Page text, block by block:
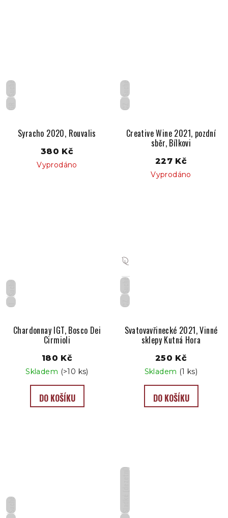
GR
Suché
Syracho 2020, Rouvalis
380 Kč
Vyprodáno
CZ
Suché
Creative Wine 2021, pozdní
sběr, Bílkovi
227 Kč
Vyprodáno
IT
Suché
Chardonnay IGT, Bosco Dei
Cirmioli
180 Kč
Skladem (>10 ks)
DO KOŠÍKU
CZ
Suché
Svatovavřinecké 2021, Vinné
sklepy Kutná Hora
250 Kč
Skladem (1 ks)
DO KOŠÍKU
Suché